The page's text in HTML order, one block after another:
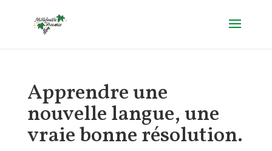
Apprendre une
nouvelle langue, une
vraie bonne résolution.